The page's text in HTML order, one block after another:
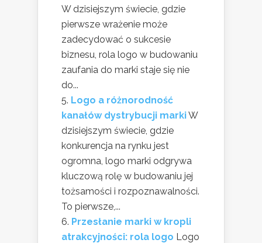
W dzisiejszym świecie, gdzie
pierwsze wrażenie może
zadecydować o sukcesie
biznesu, rola logo w budowaniu
zaufania do marki staje się nie
do...
Logo a różnorodność
kanałów dystrybucji markiW
dzisiejszym świecie, gdzie
konkurencja na rynku jest
ogromna, logo marki odgrywa
kluczową rolę w budowaniu jej
tożsamości i rozpoznawalności.
To pierwsze,...
Przesłanie marki w kropli
atrakcyjności: rola logo Logo